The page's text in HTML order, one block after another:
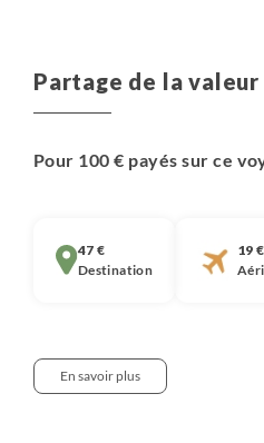
Partage de la valeur
Pour 100 € payés sur ce
47 €
Destination
19 €
En savoir plus